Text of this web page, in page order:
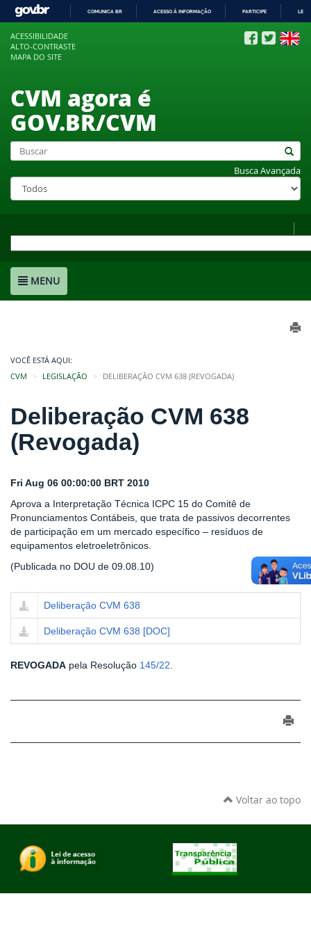
COMUNICA BR ACESSO À INFORMAÇÃO PARTICIPE
ACESSIBILIDADE
ALTO-CONTRASTE
MAPA DO SITE
CVM agora é
GOV.BR/CVM
Busca Avançada
MENU
VOCÊ ESTÁ AQUI:
CVM
LEGISLAÇÃO DELIBERAÇÃO CVM 638 (REVOGADA)
Deliberação CVM 638
(Revogada)
Fri Aug 06 00:00:00 BRT 2010
Aprova a Interpretação Técnica ICPC 15 do Comitê de
Pronunciamentos Contábeis, que trata de passivos decorrentes
de participação em um mercado específico – resíduos de
equipamentos eletroeletrônicos.
(Publicada no DOU de 09.08.10)
Deliberação CVM 638
Deliberação CVM 638 [DOC]
REVOGADA pela Resolução 145/22
Voltar ao topo